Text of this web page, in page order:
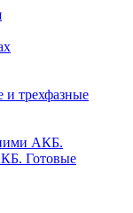
трехфазные
АКБ.
Готовые